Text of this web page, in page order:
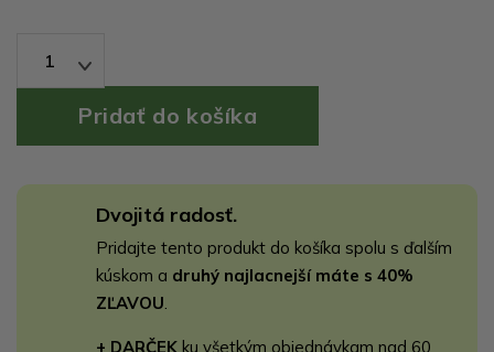
1
Dvojitá radosť.
Pridajte tento produkt do košíka spolu s ďalším
kúskom a druhý najlacnejší máte s 40%
ZĽAVOU
+ DARČEK ku všetkým objednávkam nad 60